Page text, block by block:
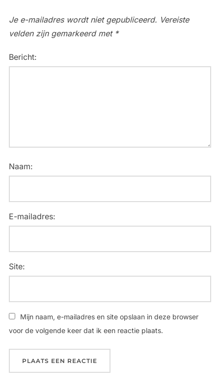
Je e-mailadres wordt niet gepubliceerd. Vereiste
velden zijn gemarkeerd met *
Bericht:
Naam:
E-mailadres:
Site:
Mijn naam, e-mailadres en site opslaan in deze browser
voor de volgende keer dat ik een reactie plaats.